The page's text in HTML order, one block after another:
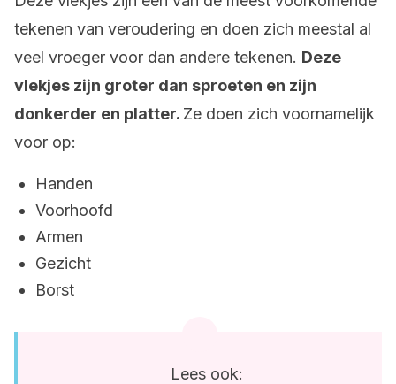
tekenen van veroudering en doen zich meestal al
veel vroeger voor dan andere tekenen. Deze
vlekjes zijn groter dan sproeten en zijn
donkerder en platter. Ze doen zich voornamelijk
voor op:
Handen
Voorhoofd
Armen
Gezicht
Borst
Lees ook: